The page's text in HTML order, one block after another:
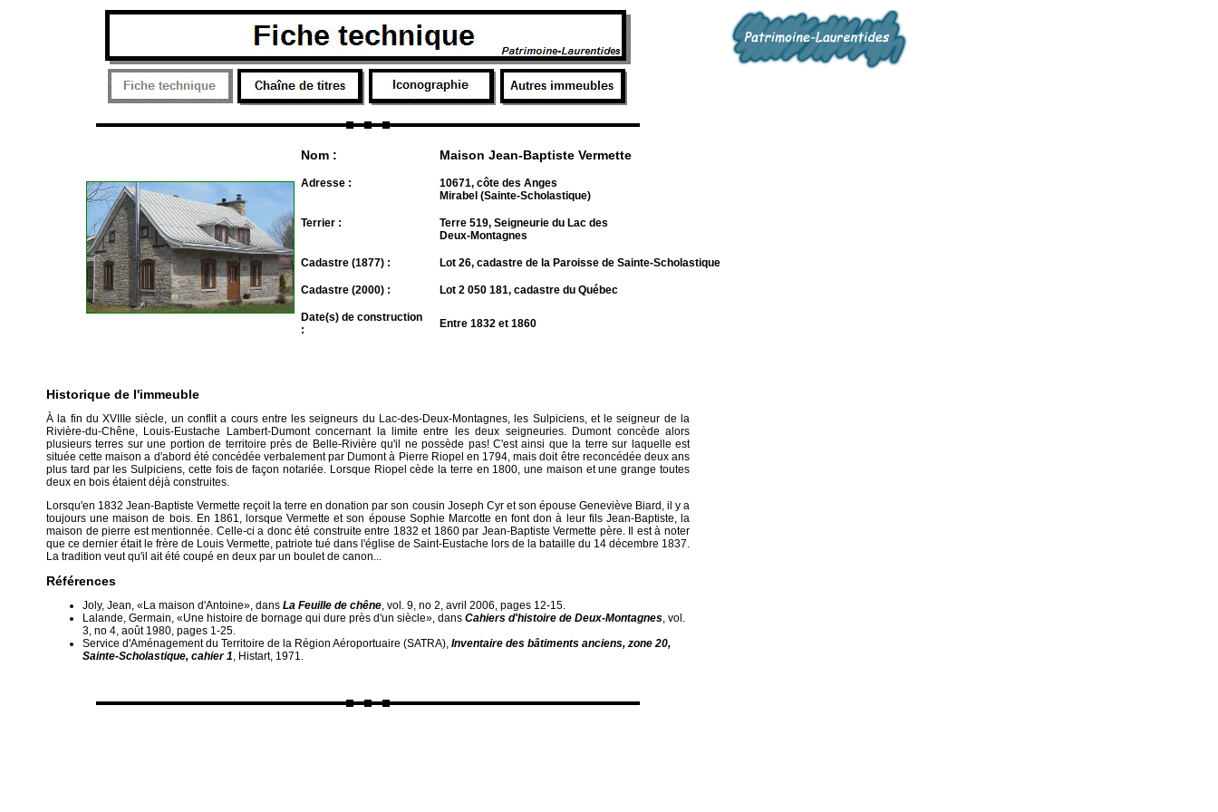
Nom : Maison Jean-Baptiste Vermette
Adresse :
10671, côte des Anges
Mirabel (Sainte-Scholastique)
Terrier :
Terre 519, Seigneurie du Lac des
Deux-Montagnes
Cadastre (1877) : Lot 26, cadastre de la Paroisse de Sainte-Scholastique
Cadastre (2000) : Lot 2 050 181, cadastre du Québec
Date(s) de construction
:
Entre 1832 et 1860
Historique de l'immeuble
À la fin du XVIIIe siècle, un conflit a cours entre les seigneurs du Lac-des-Deux-Montagnes, les Sulpiciens, et le seigneur de la
Rivière-du-Chêne, Louis-Eustache Lambert-Dumont concernant la limite entre les deux seigneuries. Dumont concède alors
plusieurs terres sur une portion de territoire près de Belle-Rivière qu'il ne possède pas! C'est ainsi que la terre sur laquelle est
située cette maison a d'abord été concédée verbalement par Dumont à Pierre Riopel en 1794, mais doit être reconcédée deux ans
plus tard par les Sulpiciens, cette fois de façon notariée. Lorsque Riopel cède la terre en 1800, une maison et une grange toutes
deux en bois étaient déjà construites.
Lorsqu'en 1832 Jean-Baptiste Vermette reçoit la terre en donation par son cousin Joseph Cyr et son épouse Geneviève Biard, il y a
toujours une maison de bois. En 1861, lorsque Vermette et son épouse Sophie Marcotte en font don à leur fils Jean-Baptiste, la
maison de pierre est mentionnée. Celle-ci a donc été construite entre 1832 et 1860 par Jean-Baptiste Vermette père. Il est à noter
que ce dernier était le frère de Louis Vermette, patriote tué dans l'église de Saint-Eustache lors de la bataille du 14 décembre 1837.
La tradition veut qu'il ait été coupé en deux par un boulet de canon...
Références
Joly, Jean, «La maison d'Antoine», dans La Feuille de chêne , vol. 9, no 2, avril 2006, pages 12-15.
Lalande, Germain, «Une histoire de bornage qui dure près d'un siècle», dans Cahiers d'histoire de Deux-Montagnes , vol.
3, no 4, août 1980, pages 1-25.
Service d'Aménagement du Territoire de la Région Aéroportuaire (SATRA), Inventaire des bâtiments anciens, zone 20,
Sainte-Scholastique, cahier 1 , Histart, 1971.